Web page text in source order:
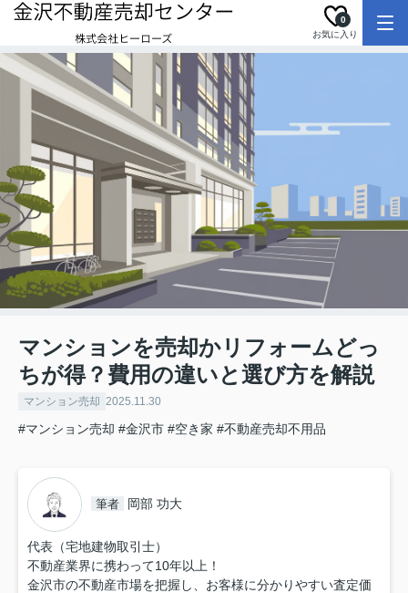
お気に入り
0
マンションを売却かリフォームどっ
ちが得？費用の違いと選び方を解説
マンション売却 2025.11.30
#マンション売却 #金沢市 #空き家 #不動産売却不用品
筆者 岡部 功大
代表（宅地建物取引士）
不動産業界に携わって10年以上！
金沢市の不動産市場を把握し、お客様に分かりやすい査定価